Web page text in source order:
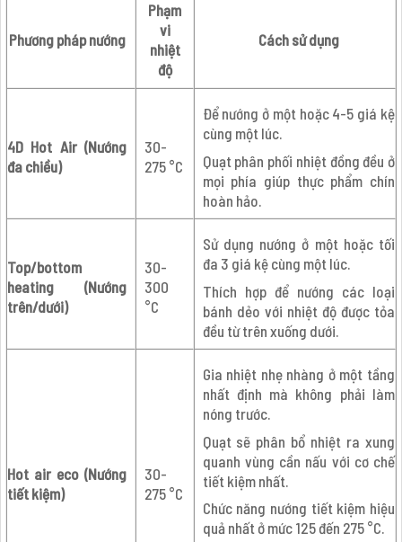
Phương pháp nướng
Phạm
vi
nhiệt
độ
Cách sử dụng
4D Hot Air (Nướng
đa chiều)
30-
275 °C
Để nướng ở một hoặc 4-5 giá kệ
cùng một lúc.
Quạt phân phối nhiệt đồng đều ở
mọi phía giúp thực phẩm chín
hoàn hảo.
Top/bottom
heating (Nướng
trên/dưới)
30-
300
°C
Sử dụng nướng ở một hoặc tối
đa 3 giá kệ cùng một lúc.
Thích hợp để nướng các loại
bánh dẻo với nhiệt độ được tỏa
đều từ trên xuống dưới.
Hot air eco (Nướng
tiết kiệm)
30-
275 °C
Gia nhiệt nhẹ nhàng ở một tầng
nhất định mà không phải làm
nóng trước.
Quạt sẽ phân bổ nhiệt ra xung
quanh vùng cần nấu với cơ chế
tiết kiệm nhất.
Chức năng nướng tiết kiệm hiệu
quả nhất ở mức 125 đến 275 °C.